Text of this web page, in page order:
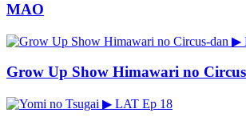
MAO
▶
Grow Up Show Himawari no
▶ LAT Ep 18